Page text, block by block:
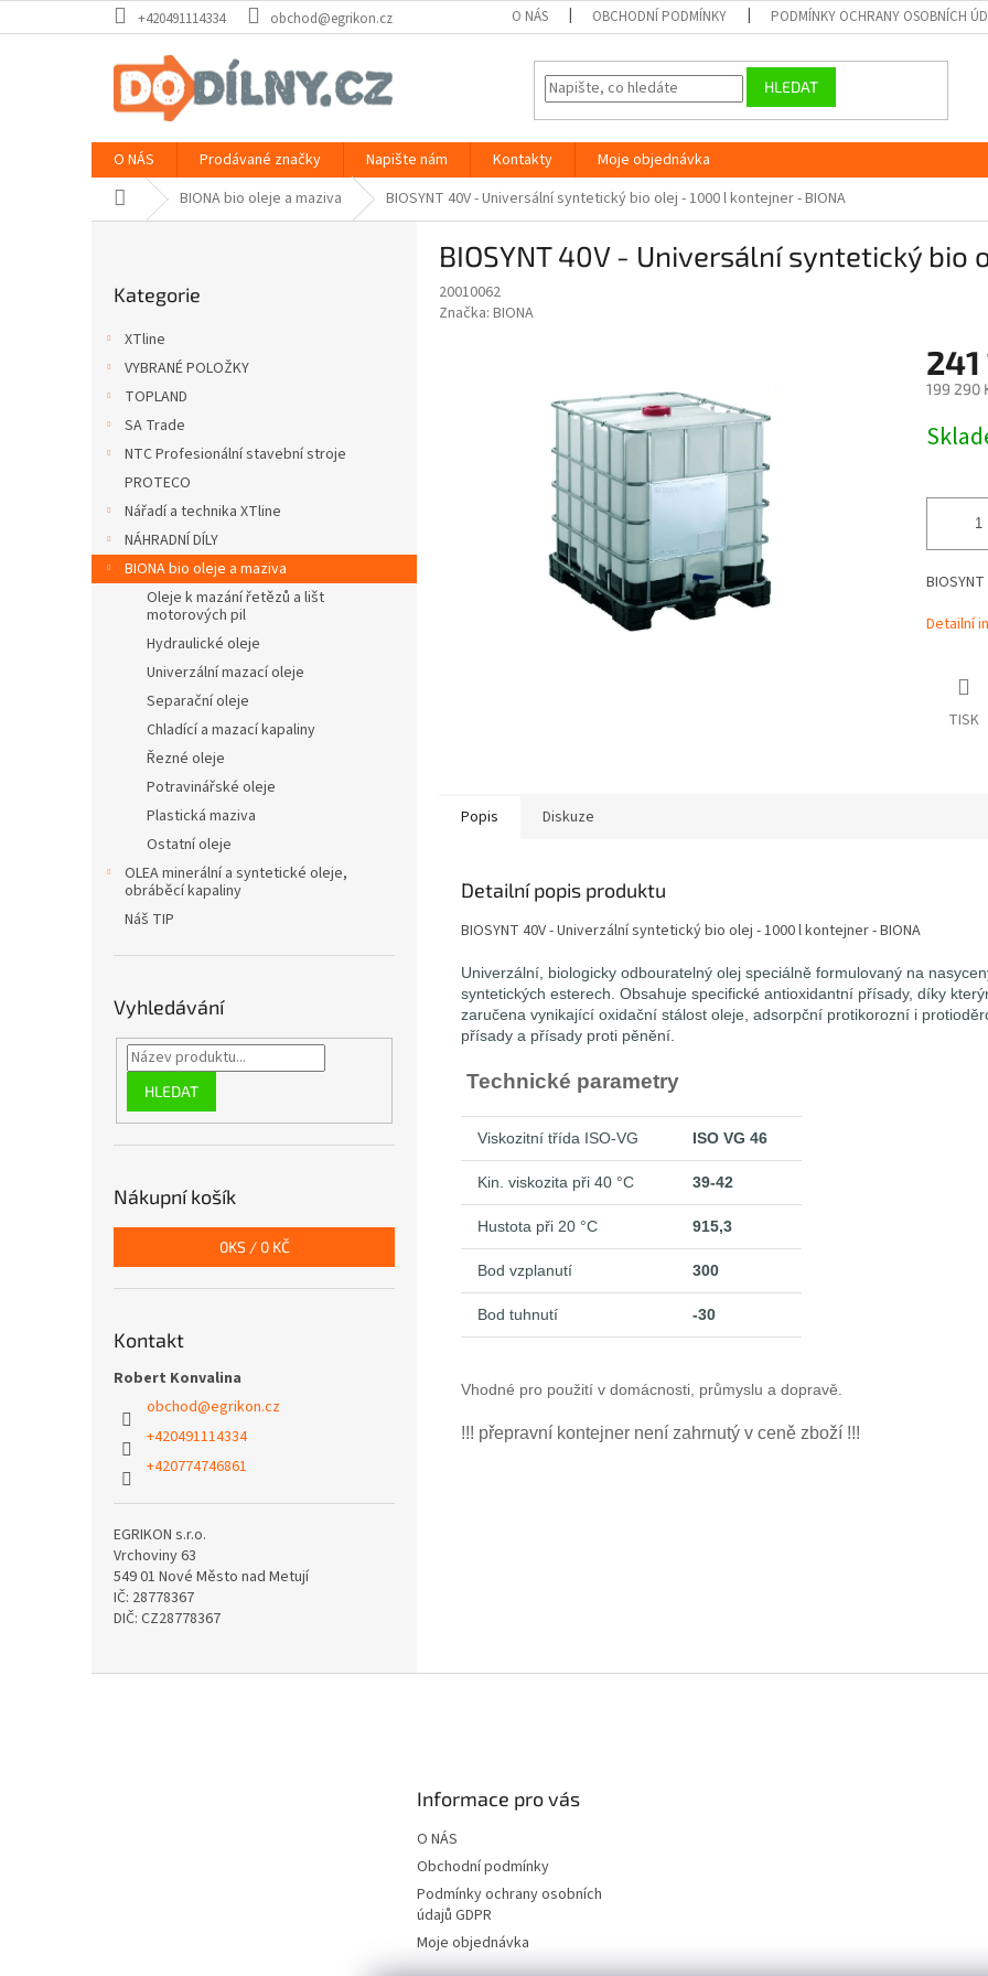
na
+420491114334 obchod@egrikon.cz O NÁS OBCHODNÍ PODMÍNKY PODMÍNKY OCHRANY OSOBNÍCH
HLEDAT
O NÁS Prodávané značky Napište nám Kontakty
Moje objednávka
Domů BIONA bio oleje a maziva BIOSYNT 40V - Universální syntetický bio olej - 1000 l kontejner - BIONA
l
kategorie
Kategorie
XTline
VYBRANÉ POLOŽKY
TOPLAND
SA Trade
NTC Profesionální stavební stroje
PROTECO
Nářadí a technika XTline
NÁHRADNÍ DÍLY
BIONA bio oleje a maziva
Oleje k mazání řetězů a lišt
motorových pil
Hydraulické oleje
Univerzální mazací oleje
Separační oleje
Chladící a mazací kapaliny
Řezné oleje
Potravinářské oleje
Plastická maziva
Ostatní oleje
OLEA minerální a syntetické oleje,
obráběcí kapaliny
Náš TIP
Vyhledávání
HLEDAT
Nákupní košík
0KS / 0 KČ
Kontakt
Robert Konvalina
obchod@egrikon.cz
+420491114334
+420774746861
EGRIKON s.r.o.
Vrchoviny 63
549 01 Nové Město nad Metují
IČ: 28778367
DIČ: CZ28778367
BIOSYNT 40V - Universální syntetický bio
20010062
Značka: BIONA
241
199 290
cena:
Detailní
TISK
Popis Diskuze
Detailní popis produktu
BIOSYNT 40V - Univerzální syntetický bio olej - 1000 l kontejner - BIONA
Univerzální, biologicky odbouratelný olej speciálně formulovaný na
syntetických esterech. Obsahuje specifické antioxidantní přísady, díky
zaručena vynikající oxidační stálost oleje, adsorpční protikorozní i
přísady a přísady proti pěnění.
Technické parametry
Viskozitní třída ISO-VG ISO VG 46
Kin. viskozita při 40 °C 39-42
Hustota při 20 °C 915,3
Bod vzplanutí 300
Bod tuhnutí -30
Vhodné pro použití v domácnosti, průmyslu a dopravě.
!!! přepravní kontejner není zahrnutý v ceně zboží !!!
Informace pro vás
O NÁS
Obchodní podmínky
Podmínky ochrany osobních
údajů GDPR
Moje objednávka